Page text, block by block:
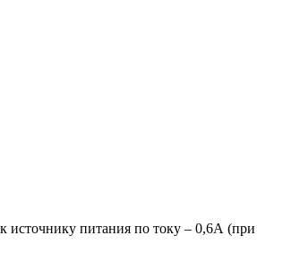
источнику питания по току – 0,6А (при